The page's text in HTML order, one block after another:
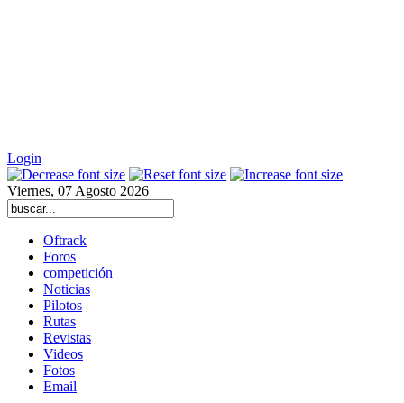
Login
Viernes, 07 Agosto 2026
Oftrack
Foros
competición
Noticias
Pilotos
Rutas
Revistas
Videos
Fotos
Email